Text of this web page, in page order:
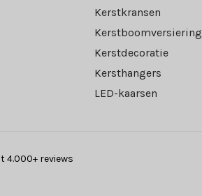
Kerstkransen
Kerstboomversiering
Kerstdecoratie
Kersthangers
LED-kaarsen
4.000+ reviews